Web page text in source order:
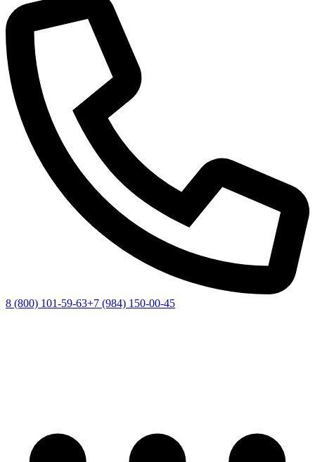
8 (800) 101-59-63+7 (984) 150-00-45